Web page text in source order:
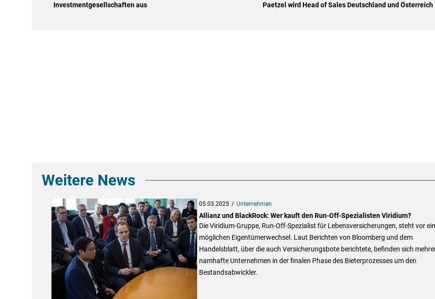
Investmentgesellschaften aus
Paetzel wird Head of Sales Deutschland und Österreich
Weitere News
05.03.2025 Unternehmen
Allianz und BlackRock: Wer kauft den Run-Off-Spezialisten Viridium?
Die Viridium-Gruppe, Run-Off-Spezialist für Lebensversicherungen, steht vor
möglichen Eigentümerwechsel. Laut Berichten von Bloomberg und dem
Handelsblatt, über die auch Versicherungsbote berichtete, befinden sich
namhafte Unternehmen in der finalen Phase des Bieterprozesses um den
Bestandsabwickler.